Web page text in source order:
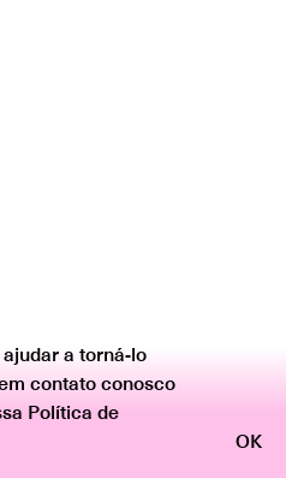
Voltar
a torná-lo
contato conosco
Política de
OK